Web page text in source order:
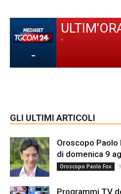
-
-
GLI ULTIMI ARTICOLI
Oroscopo
di domenica 9
Oroscopo Paolo Fox
Programmi TV